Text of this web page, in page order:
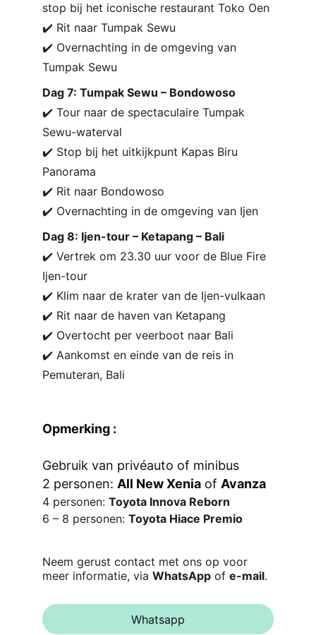
stop bij het iconische restaurant Toko Oen
✔️ Rit naar Tumpak Sewu
✔️ Overnachting in de omgeving van
Tumpak Sewu
Dag 7: Tumpak Sewu – Bondowoso
✔️ Tour naar de spectaculaire Tumpak
Sewu-waterval
✔️ Stop bij het uitkijkpunt Kapas Biru
Panorama
✔️ Rit naar Bondowoso
✔️ Overnachting in de omgeving van Ijen
Dag 8: Ijen-tour – Ketapang – Bali
✔️ Vertrek om 23.30 uur voor de Blue Fire
Ijen-tour
✔️ Klim naar de krater van de Ijen-vulkaan
✔️ Rit naar de haven van Ketapang
✔️ Overtocht per veerboot naar Bali
✔️ Aankomst en einde van de reis in
Pemuteran, Bali
Opmerking :
Gebruik van privéauto of minibus
2 personen: All New Xenia of Avanza
4 personen: Toyota Innova Reborn
6 – 8 personen: Toyota Hiace Premio
Whatsapp
Neem gerust contact met ons op voor
meer informatie, via WhatsApp of e-mail.